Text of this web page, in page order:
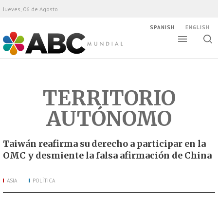
ABC Mundial
Jueves, 06 de Agosto
SPANISH ENGLISH
TERRITORIO
AUTÓNOMO
Taiwán reafirma su derecho a participar en la
OMC y desmiente la falsa afirmación de China
ASIA POLÍTICA